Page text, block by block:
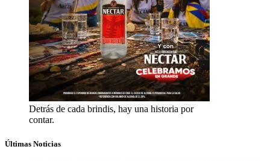
Detrás de cada brindis, hay una historia por
contar.
Últimas Noticias